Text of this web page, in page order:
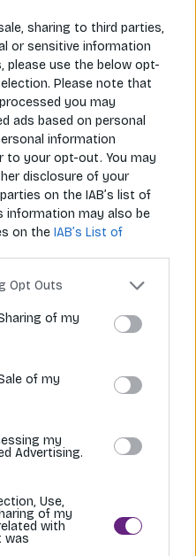
sharing to third parties,
or sensitive information
please use the below opt-
Please note that
you may
ads based on personal
information
to your opt-out. You may
disclosure of your
on the IAB’s list of
information may also be
on the IAB’s List of
Opt Outs
of my
of my
my
Advertising.
Use,
of my
with
was
(napr. japonská či
paličkami. Tekuté jedlá,
kombináciou
krajinami
celej Ázii, jednotlivé
varianty. Čínske
zakončenie, čo je
z veľkých
na manipuláciu so
paličky sú zasa
a ploché – údajne to
kovového riadu na
kultúry
nástrojom – sú
a filozofie Východu.